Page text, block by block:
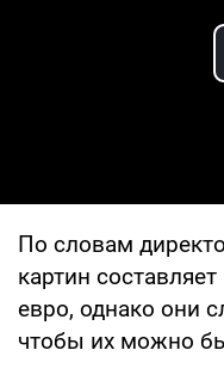
По словам
картин
евро, однако они
чтобы их можно